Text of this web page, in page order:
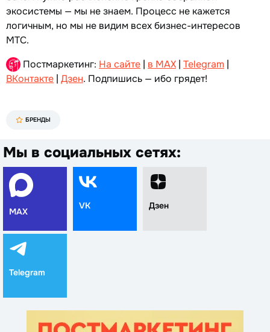
экосистемы — мы не знаем. Процесс не кажется
логичным, но мы не видим всех бизнес-интересов
МТС.
Постмаркетинг: На сайте | в MAX | Telegram |
ВКонтакте | Дзен. Подпишись — ибо грядет!
БРЕНДЫ
Мы в социальных сетях:
MAX
VK Дзен
Telegram